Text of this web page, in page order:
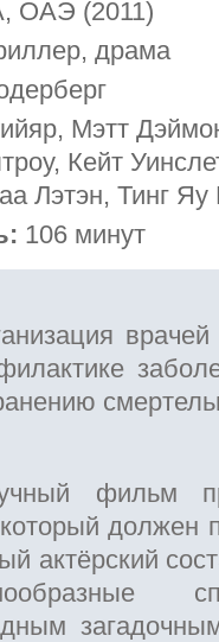
ОАЭ (2011)
драма
Мэтт
Кейт
Лэтэн, Тинг Яу
106 минут
фильм
должен
актёрский